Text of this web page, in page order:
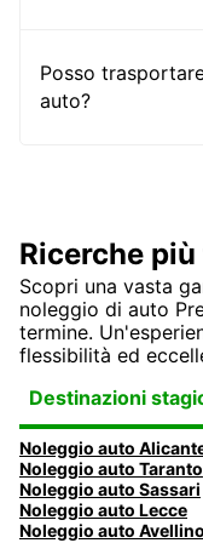
Posso
auto?
Ricerche
Scopri una vasta
noleggio di auto
termine.
flessibilità ed
Destinazioni
Noleggio auto
Noleggio auto Taranto
Noleggio auto Sassari
Noleggio auto Lecce
Noleggio auto Avellino